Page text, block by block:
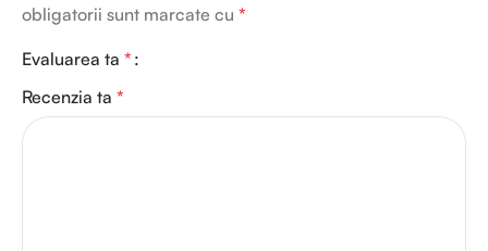
obligatorii sunt marcate cu *
Evaluarea ta *
Recenzia ta *